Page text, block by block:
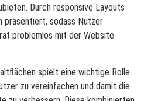
Durch responsive Layouts
präsentiert, sodass Nutzer
problemlos mit der Website
spielt eine wichtige Rolle
zu vereinfachen und damit die